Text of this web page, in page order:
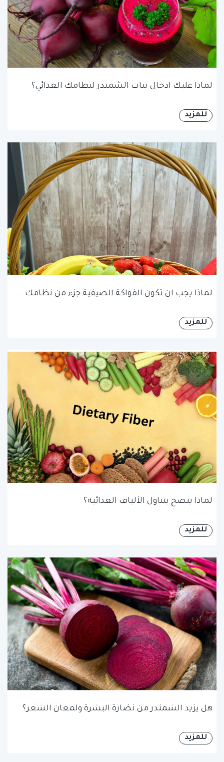
لماذا عليك ادخال نبات الشمندر لنظامك الغذائي؟
للمزيد
لماذا يجب ان تكون الفواكة الصيفية جزء من نظامك...
للمزيد
لماذا ينصح بتناول الألياف الغذائية؟
للمزيد
هل يزيد الشمندر من نضارة البشرة ولمعان الشعر؟
للمزيد